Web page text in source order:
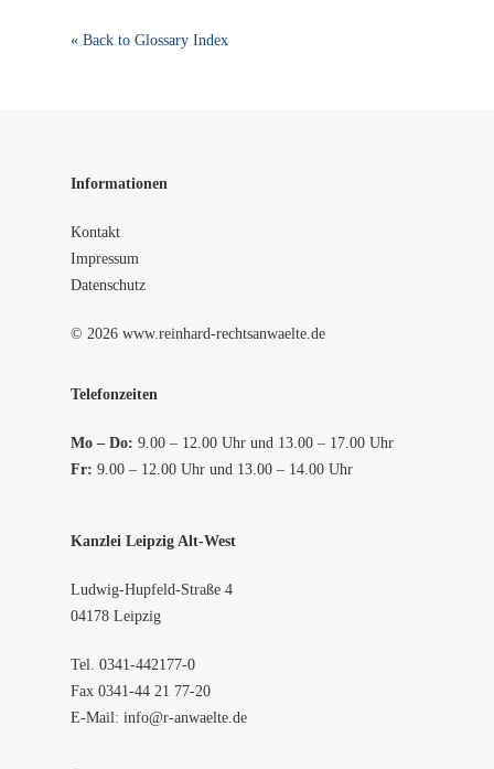
« Back to Glossary Index
Informationen
Kontakt
Impressum
Datenschutz
© 2026 www.reinhard-rechtsanwaelte.de
Telefonzeiten
Mo – Do: 9.00 – 12.00 Uhr und 13.00 – 17.00 Uhr
Fr: 9.00 – 12.00 Uhr und 13.00 – 14.00 Uhr
Kanzlei Leipzig Alt-West
Ludwig-Hupfeld-Straße 4
04178 Leipzig
Tel. 0341-442177-0
Fax 0341-44 21 77-20
E-Mail: info@r-anwaelte.de